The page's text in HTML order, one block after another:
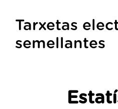
Tarxetas
semellantes